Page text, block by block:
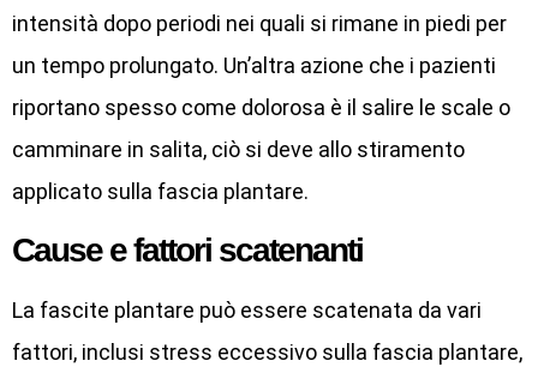
intensità dopo periodi nei quali si rimane in piedi per
un tempo prolungato. Un’altra azione che i pazienti
riportano spesso come dolorosa è il salire le scale o
camminare in salita, ciò si deve allo stiramento
applicato sulla fascia plantare.
Cause e fattori scatenanti
La fascite plantare può essere scatenata da vari
fattori, inclusi stress eccessivo sulla fascia plantare,